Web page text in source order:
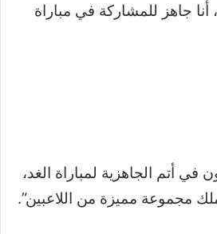
أنا جاهز للمشاركة في مباراة
أتم الجاهزية لمباراة الغد،
مجموعة مميزة من اللاعبين”.